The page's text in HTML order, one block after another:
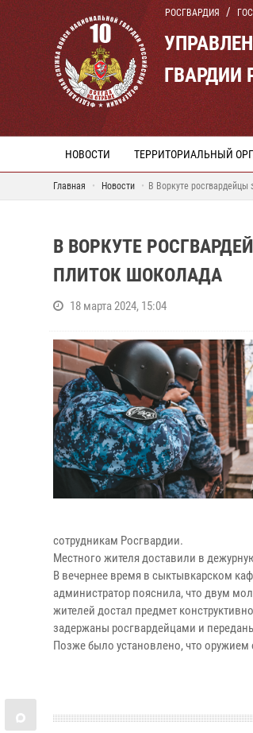
РОСГВАРДИЯ
ГВАРДИИ
НОВОСТИ ТЕРРИТОРИАЛЬНЫЙ
Главная Новости В Воркуте
В ВОРКУТЕ
ПЛИТОК ШОКОЛАДА
18 марта 2024, 15:04
сотрудникам Росгвардии.
Местного жителя доставили в
В вечернее время в сыктывкарском
администратор пояснила, что двум
жителей достал предмет
задержаны росгвардейцами и
Позже было установлено, что